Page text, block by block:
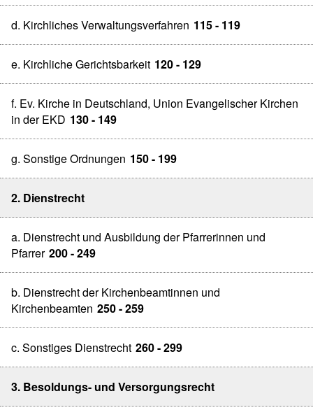
d. Kirchliches Verwaltungsverfahren 115 - 119
e. Kirchliche Gerichtsbarkeit 120 - 129
f. Ev. Kirche in Deutschland, Union Evangelischer Kirchen
in der EKD 130 - 149
g. Sonstige Ordnungen 150 - 199
2. Dienstrecht
a. Dienstrecht und Ausbildung der Pfarrerinnen und
Pfarrer 200 - 249
b. Dienstrecht der Kirchenbeamtinnen und
Kirchenbeamten 250 - 259
c. Sonstiges Dienstrecht 260 - 299
3. Besoldungs- und Versorgungsrecht